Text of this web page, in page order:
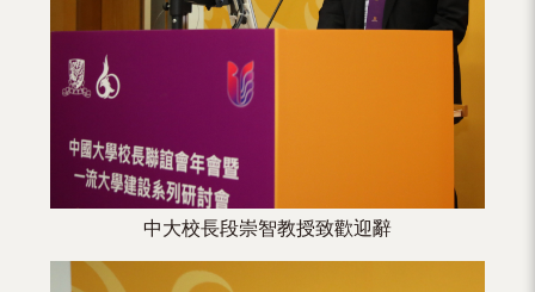
中大校長段崇智教授致歡迎辭